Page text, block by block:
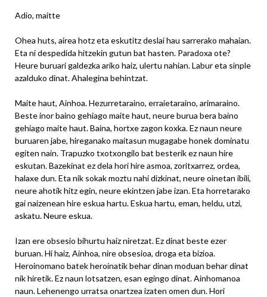
Adio, maitte
Ohea huts, airea hotz eta eskutitz deslai hau sarrerako mahaian.
Eta ni despedida hitzekin gutun bat hasten. Paradoxa ote?
Heure buruari galdezka ariko haiz, ulertu nahian. Labur eta sinple
azalduko dinat. Ahalegina behintzat.
Maite haut, Ainhoa. Hezurretaraino, erraietaraino, arimaraino.
Beste inor baino gehiago maite haut, neure burua bera baino
gehiago maite haut. Baina, hortxe zagon koxka. Ez naun neure
buruaren jabe, hireganako maitasun mugagabe honek dominatu
egiten nain. Trapuzko txotxongilo bat besterik ez naun hire
eskutan. Bazekinat ez dela hori hire asmoa, zoritxarrez, ordea,
halaxe dun. Eta nik sokak moztu nahi dizkinat, neure oinetan ibili,
neure ahotik hitz egin, neure ekintzen jabe izan. Eta horretarako
gai naizenean hire eskua hartu. Eskua hartu, eman, heldu, utzi,
askatu. Neure eskua.
Izan ere obsesio bihurtu haiz niretzat. Ez dinat beste ezer
buruan. Hi haiz, Ainhoa, nire obsesioa, droga eta bizioa.
Heroinomano batek heroinatik behar dinan moduan behar dinat
nik hiretik. Ez naun lotsatzen, esan egingo dinat. Ainhomanoa
naun. Lehenengo urratsa onartzea izaten omen dun. Hori